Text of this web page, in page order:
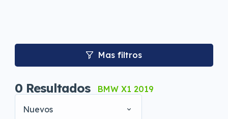
Mas filtros
0 Resultados
BMW X1 2019
Nuevos